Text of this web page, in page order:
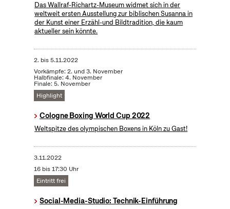
Das Wallraf-Richartz-Museum widmet sich in der
weltweit ersten Ausstellung zur biblischen Susanna in
der Kunst einer Erzähl-und Bildtradition, die kaum
aktueller sein könnte.
2. bis5.11.2022
Vorkämpfe: 2. und 3. November
Halbfinale: 4. November
Finale: 5. November
Highlight
Cologne Boxing World Cup 2022
Weltspitze des olympischen Boxens in Köln zu Gast!
3.11.2022
16 bis 17:30 Uhr
Eintritt frei
Social-Media-Studio: Technik-Einführung